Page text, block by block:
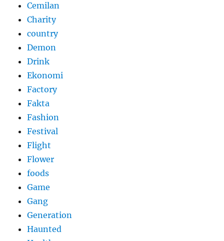
Cemilan
Charity
country
Demon
Drink
Ekonomi
Factory
Fakta
Fashion
Festival
Flight
Flower
foods
Game
Gang
Generation
Haunted